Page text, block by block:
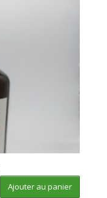
Ajouter au panier